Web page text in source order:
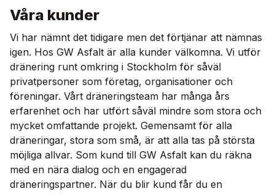
Våra kunder
Vi har nämnt det tidigare men det förtjänar att nämnas
igen. Hos GW Asfalt är alla kunder välkomna. Vi utför
dränering runt omkring i Stockholm för såväl
privatpersoner som företag, organisationer och
föreningar. Vårt dräneringsteam har många års
erfarenhet och har utfört såväl mindre som stora och
mycket omfattande projekt. Gemensamt för alla
dräneringar, stora som små, är att alla tas på största
möjliga allvar. Som kund till GW Asfalt kan du räkna
med en nära dialog och en engagerad
dräneringspartner. När du blir kund får du en